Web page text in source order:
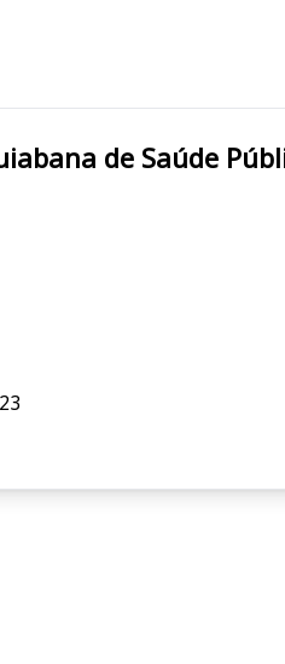
Empresa Cuiabana de